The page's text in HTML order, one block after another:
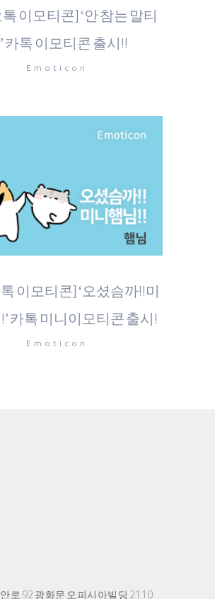
이모티콘] ‘안 참는 말티
카톡 이모티콘 출시!!
Emoticon
이모티콘] ‘오셨슴까!!미
카톡 미니이모티콘 출시!
Emoticon
로 92 광화문 오피시아빌딩 2110